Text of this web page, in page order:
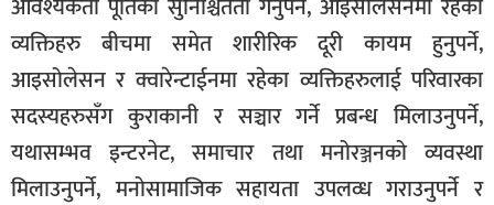
व्यक्तिहरु बीचमा समेत शारीरिक दूरी कायम हुनुपर्ने,
आइसोलेसन र क्वारेन्टाईनमा रहेका व्यक्तिहरुलाई परिवारका
सदस्यहरुसँग कुराकानी र सञ्चार गर्ने प्रबन्ध मिलाउनुपर्ने,
यथासम्भव इन्टरनेट, समाचार तथा मनोरञ्जनको व्यवस्था
मिलाउनुपर्ने, मनोसामाजिक सहायता उपलव्ध गराउनुपर्ने र